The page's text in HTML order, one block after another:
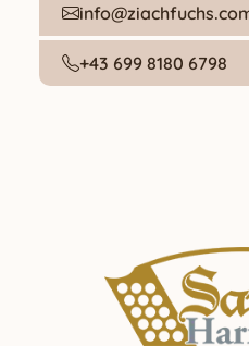
+43 699 8180 6798